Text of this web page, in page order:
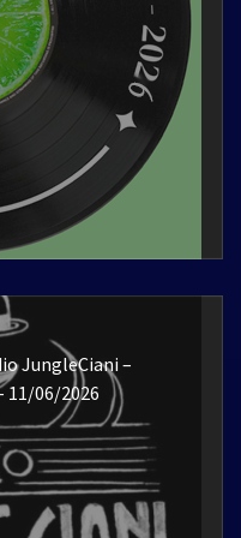
JungleCiani –
11/06/2026